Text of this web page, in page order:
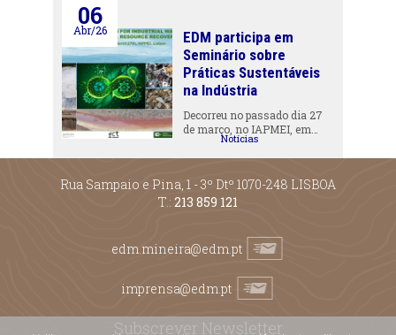
06
Abr/26
EDM participa em
Seminário sobre
Práticas Sustentáveis
na Indústria
Decorreu no passado dia 27
de março, no IAPMEI, em…
Notícias
Rua Sampaio e Pina, 1 - 3º Dtº 1070-248 LISBOA
T.: 213 859 121
edm.mineira@edm.pt
imprensa@edm.pt
Subscrever Newsletter